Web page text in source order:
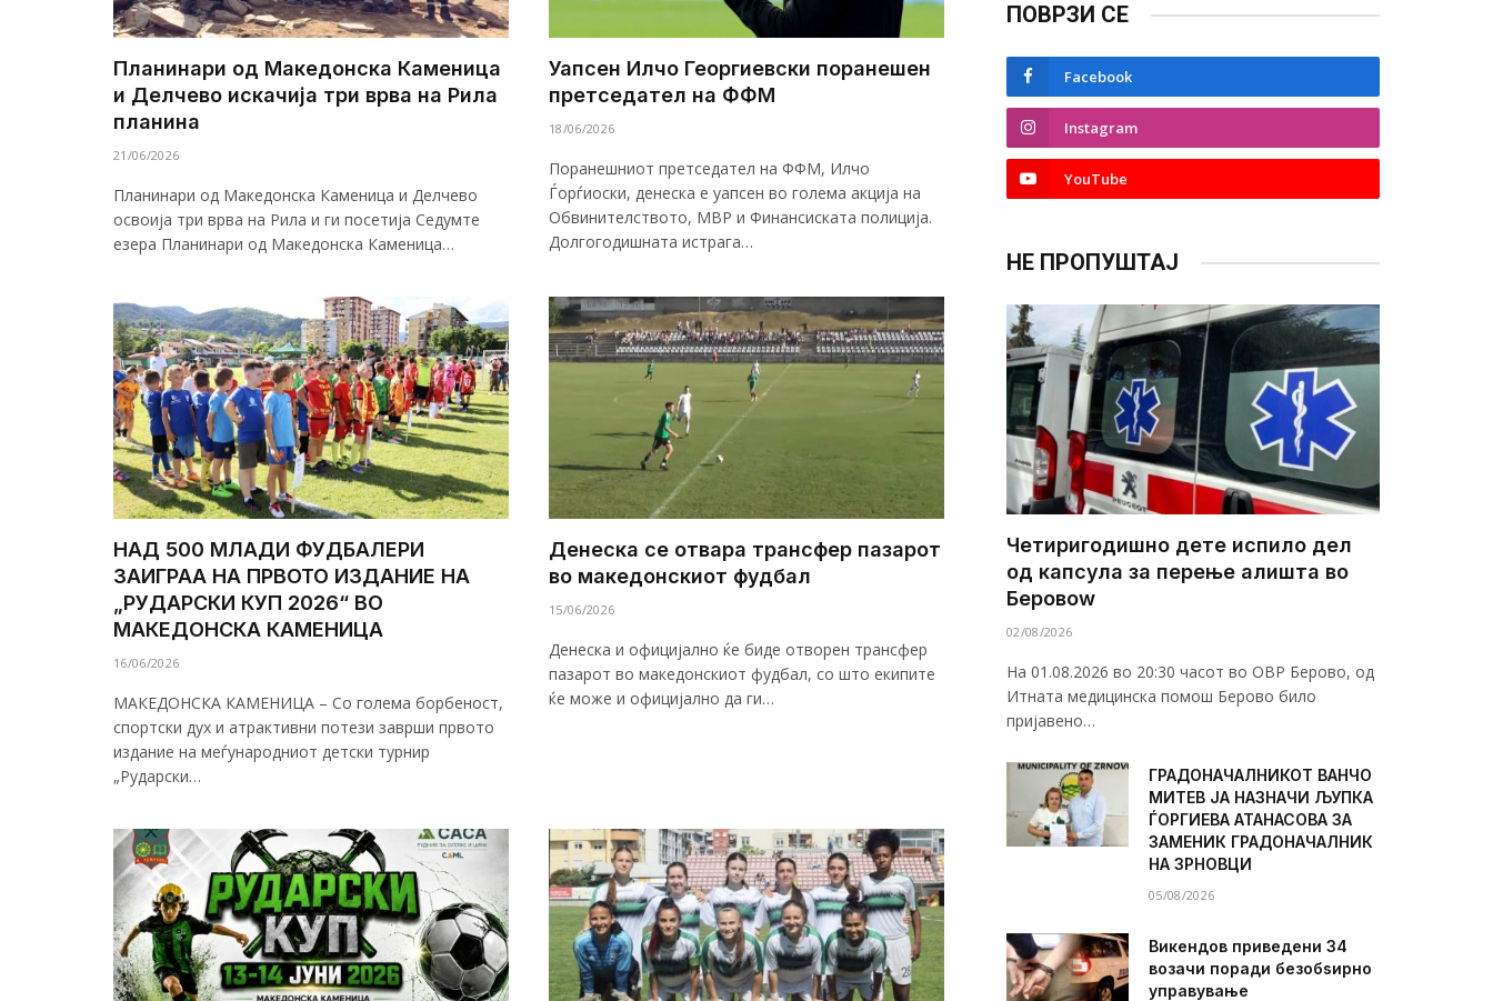
Планинари од Македонска Каменица
и Делчево искачија три врва на Рила
планина
21/06/2026
Планинари од Македонска Каменица и Делчево
освоија три врва на Рила и ги посетија Седумте
езера Планинари од Македонска Каменица…
Уапсен Илчо Георгиевски поранешен
претседател на ФФМ
18/06/2026
Поранешниот претседател на ФФМ, Илчо
Ѓорѓиоски, денеска е уапсен во голема акција на
Обвинителството, МВР и Финансиската полиција.
Долгогодишната истрага…
НАД 500 МЛАДИ ФУДБАЛЕРИ
ЗАИГРАА НА ПРВОТО ИЗДАНИЕ НА
„РУДАРСКИ КУП 2026“ ВО
МАКЕДОНСКА КАМЕНИЦА
16/06/2026
МАКЕДОНСКА КАМЕНИЦА – Со голема борбеност,
спортски дух и атрактивни потези заврши првото
издание на меѓународниот детски турнир
„Рударски…
Денеска се отвара трансфер пазарот
во македонскиот фудбал
15/06/2026
Денеска и официјално ќе биде отворен трансфер
пазарот во македонскиот фудбал, со што екипите
ќе може и официјално да ги…
ПОВРЗИ СЕ
Facebook
Instagram
YouTube
НЕ ПРОПУШТАЈ
Четиригодишно дете испило дел
од капсула за перење алишта во
Беровоw
02/08/2026
На 01.08.2026 во 20:30 часот во ОВР Берово, од
Итната медицинска помош Берово било
пријавено…
ГРАДОНАЧАЛНИКОТ ВАНЧО
МИТЕВ ЈА НАЗНАЧИ ЉУПКА
ЃОРГИЕВА АТАНАСОВА ЗА
ЗАМЕНИК ГРАДОНАЧАЛНИК
НА ЗРНОВЦИ
05/08/2026
Викендов приведени 34
возачи поради безобѕирно
управување